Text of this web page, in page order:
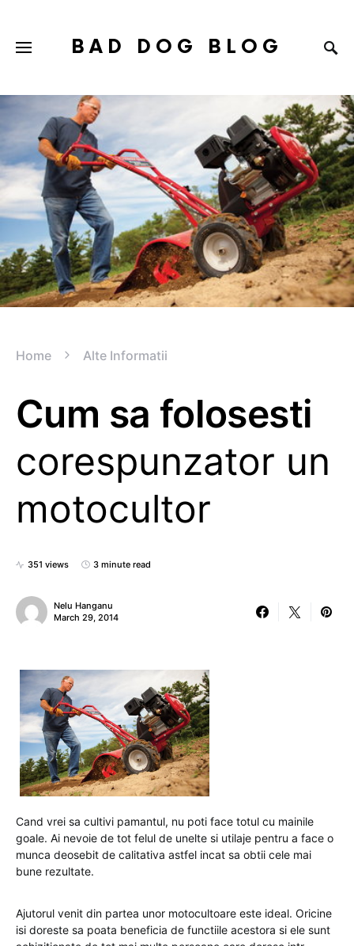
BAD DOG BLOG
Home Alte Informatii
Cum sa folosesti
corespunzator un
motocultor
351 views 3 minute read
Nelu Hanganu
March 29, 2014
Cand vrei sa cultivi pamantul, nu poti face totul cu mainile
goale. Ai nevoie de tot felul de unelte si utilaje pentru a face o
munca deosebit de calitativa astfel incat sa obtii cele mai
bune rezultate.
Ajutorul venit din partea unor motocultoare este ideal. Oricine
isi doreste sa poata beneficia de functiile acestora si ele sunt